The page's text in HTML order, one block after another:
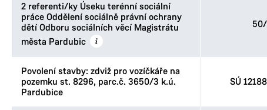
2 referenti/ky Úseku terénní sociální
práce Oddělení sociálně právní ochrany
dětí Odboru sociálních věcí Magistrátu
města Pardubic
Povolení stavby: zdviž pro vozíčkáře na
pozemku st. 8296, parc.č. 3650/3 k.ú.
Pardubice
SÚ